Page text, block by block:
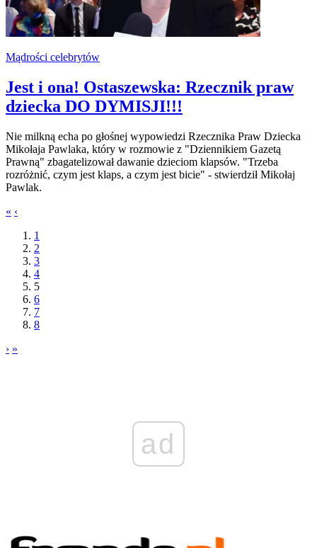
Mądrości celebrytów
Jest i ona! Ostaszewska: Rzecznik praw
dziecka DO DYMISJI!!!
Nie milkną echa po głośnej wypowiedzi Rzecznika Praw Dziecka
Mikołaja Pawlaka, który w rozmowie z "Dziennikiem Gazetą
Prawną" zbagatelizował dawanie dzieciom klapsów. "Trzeba
rozróżnić, czym jest klaps, a czym jest bicie" - stwierdził Mikołaj
Pawlak.
« ‹
1
2
3
4
5
6
7
8
› »
ad